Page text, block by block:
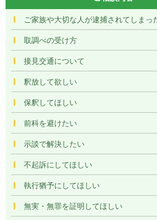
ご家族や大切な人が逮捕されてしまっ
取調べの受け方
接見交通について
釈放して欲しい
保釈してほしい
前科を避けたい
示談で解決したい
不起訴にしてほしい
執行猶予にしてほしい
無実・無罪を証明してほしい